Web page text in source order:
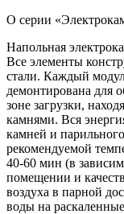
О серии
Напольная
Все элементы
стали. Каждый
демонтирована для
зоне загрузки,
камнями. Вся
камней и
рекомендуемой
40-60 мин (в
помещении и
воздуха в парной
воды на